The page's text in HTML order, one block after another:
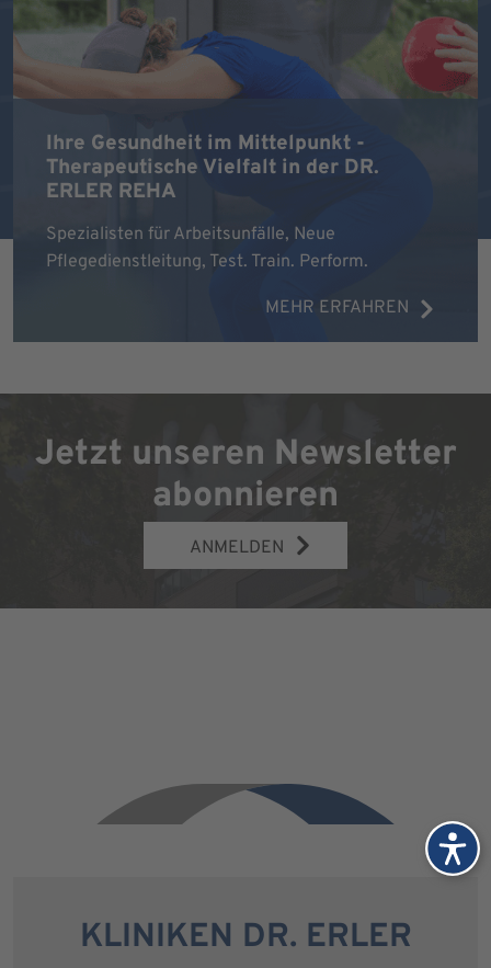
Ihre Gesundheit im Mittelpunkt -
Therapeutische Vielfalt in der DR.
ERLER REHA
Spezialisten für Arbeitsunfälle, Neue
Pflegedienstleitung, Test. Train. Perform.
MEHR ERFAHREN
Jetzt unseren Newsletter
abonnieren
ANMELDEN
KLINIKEN DR. ERLER